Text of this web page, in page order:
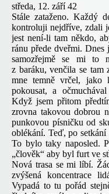
středa, 12. září 42
Stále zataženo. Každý
kontroluji nejdříve, zdali
jest není-li tam někdo,
ránu přede dveřmi. Dnes
samozřejmě se mi to
z baráku, venčila se tam
mne temně vrčel, jako
pokousat, a
Když jsem přitom
zrovna takovou dobrou
punkovou písničku od
oblékání. Teď, po setkání
To bylo taky naposled.
„člověk“ aby byl furt ve
Nová trasa se mi líbí.
zvýšená koncentrace
Vypadá to tu pořád